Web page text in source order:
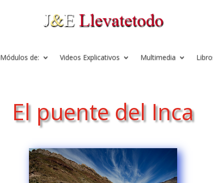
Módulos de: Videos Explicativos Multimedia
El puente del Inca